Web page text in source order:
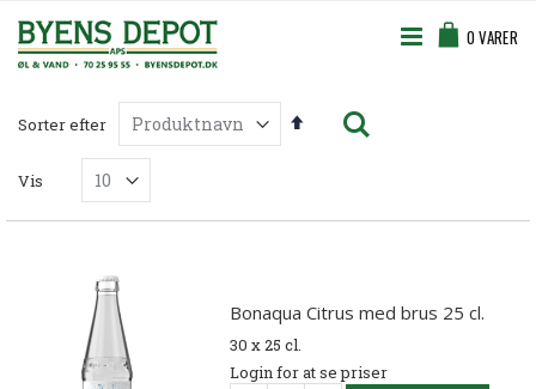
to
Content
0 VARER
Sorter efter
Faldende
Vis
Bonaqua Citrus med brus 25 cl.
30 x 25 cl.
Login for at se priser